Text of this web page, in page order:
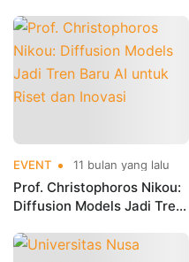
Mahasiswa Doktor
EVENT 11 bulan yang lalu
Prof. Christophoros Nikou:
Diffusion Models Jadi Tren
Inovasi